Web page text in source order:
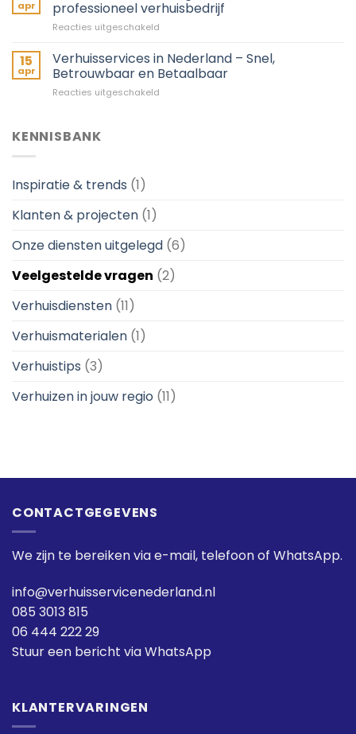
tot
Landelijke
particulieren
&
apr
professioneel verhuisbedrijf
Reacties uitgeschakeld
–
nodig?
Kies
15
apr
Verhuisservices in Nederland – Snel,
Betrouwbaar en Betaalbaar
Reacties uitgeschakeld
KENNISBANK
Inspiratie & trends (1)
Klanten & projecten (1)
Onze diensten uitgelegd (6)
Veelgestelde vragen (2)
Verhuisdiensten (11)
Verhuismaterialen (1)
Verhuistips (3)
Verhuizen in jouw regio (11)
CONTACTGEGEVENS
We zijn te bereiken via e-mail, telefoon of WhatsApp.
info@verhuisservicenederland.nl
085 3013 815
06 444 222 29
Stuur een bericht via WhatsApp
KLANTERVARINGEN